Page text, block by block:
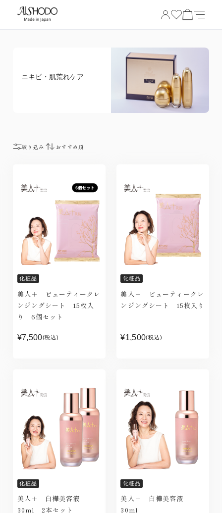
ニキビ・肌荒れケア
絞り込み
化粧品
美人＋ ビューティークレ
ンジングシート 15枚入
り 6個セット
¥7,500(税込)
化粧品
美人＋ ビューティークレ
ンジングシート 15枚入り
¥1,500(税込)
化粧品
美人＋ 白樺美容液
30ml 2本セット
化粧品
美人＋ 白樺美容液
30ml